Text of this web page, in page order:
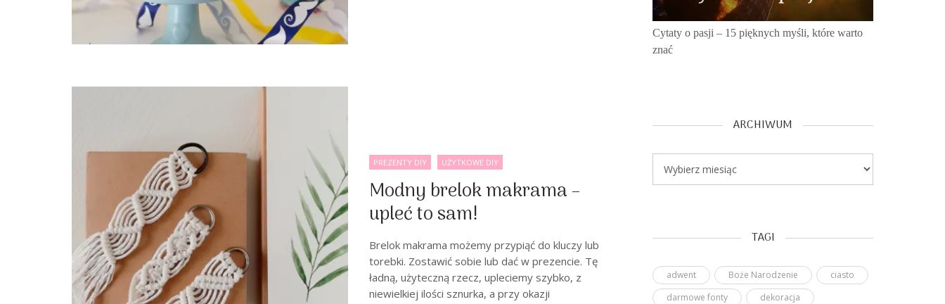
PREZENTY DIY UŻYTKOWE DIY
Modny brelok makrama –
upleć to sam!
Brelok makrama możemy przypiąć do kluczy lub
torebki. Zostawić sobie lub dać w prezencie. Tę
ładną, użyteczną rzecz, upleciemy szybko, z
niewielkiej ilości sznurka, a przy okazji
Cytaty o pasji – 15 pięknych myśli, które warto
znać
ARCHIWUM
TAGI
adwent Boże Narodzenie
ciasto
darmowe fonty
dekoracja